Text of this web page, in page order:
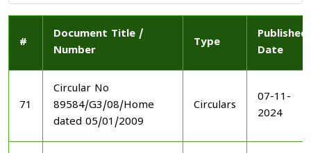
#
Document Title /
Number
Type
Published
Date
71
Circular No
89584/G3/08/Home
dated 05/01/2009
Circulars
07-11-
2024